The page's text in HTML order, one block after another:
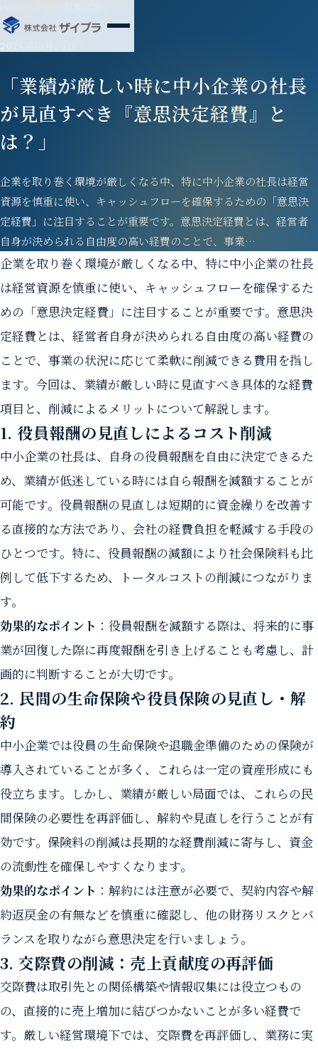
「業績が厳しい時に中小企業の社長
が見直すべき『意思決定経費』と
は？」
企業を取り巻く環境が厳しくなる中、特に中小企業の社長は経営
資源を慎重に使い、キャッシュフローを確保するための「意思決
定経費」に注目することが重要です。意思決定経費とは、経営者
自身が決められる自由度の高い経費のことで、事業…
企業を取り巻く環境が厳しくなる中、特に中小企業の社長
は経営資源を慎重に使い、キャッシュフローを確保するた
めの「意思決定経費」に注目することが重要です。意思決
定経費とは、経営者自身が決められる自由度の高い経費の
ことで、事業の状況に応じて柔軟に削減できる費用を指し
ます。今回は、業績が厳しい時に見直すべき具体的な経費
項目と、削減によるメリットについて解説します。
1. 役員報酬の見直しによるコスト削減
中小企業の社長は、自身の役員報酬を自由に決定できるた
め、業績が低迷している時には自ら報酬を減額することが
可能です。役員報酬の見直しは短期的に資金繰りを改善す
る直接的な方法であり、会社の経費負担を軽減する手段の
ひとつです。特に、役員報酬の減額により社会保険料も比
例して低下するため、トータルコストの削減につながりま
す。
効果的なポイント ：役員報酬を減額する際は、将来的に事
業が回復した際に再度報酬を引き上げることも考慮し、計
画的に判断することが大切です。
2. 民間の生命保険や役員保険の見直し・解
約
中小企業では役員の生命保険や退職金準備のための保険が
導入されていることが多く、これらは一定の資産形成にも
役立ちます。しかし、業績が厳しい局面では、これらの民
間保険の必要性を再評価し、解約や見直しを行うことが有
効です。保険料の削減は長期的な経費削減に寄与し、資金
の流動性を確保しやすくなります。
効果的なポイント ：解約には注意が必要で、契約内容や解
約返戻金の有無などを慎重に確認し、他の財務リスクとバ
ランスを取りながら意思決定を行いましょう。
3. 交際費の削減：売上貢献度の再評価
交際費は取引先との関係構築や情報収集には役立つもの
の、直接的に売上増加に結びつかないことが多い経費で
す。厳しい経営環境下では、交際費を再評価し、業務に実